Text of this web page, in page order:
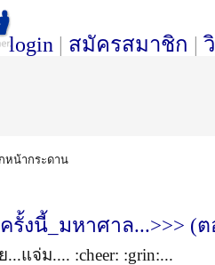
login | สมัครสมาชิก |
หน้ากระดาน
รั้งนี้_มหาศาล...>>> (
...แจ่ม.... :cheer: :grin:...